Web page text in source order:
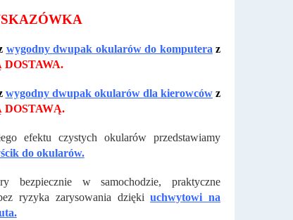
wygodny dwupak okularów do komputera z
wygodny dwupak okularów dla kierowców z
efektu czystych okularów przedstawiamy
do okularów.
bezpiecznie w samochodzie, praktyczne
ryzyka zarysowania dziękiuchwytowi na